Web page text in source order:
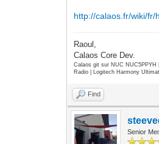
http://calaos.fr/wiki/fr/
Raoul,
Calaos Core Dev.
Calaos git sur NUC NUC5PPYH
Radio | Logitech Harmony
Find
Senior